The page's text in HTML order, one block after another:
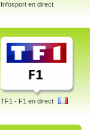
Infosport en direct
TF1 - F1 en direct